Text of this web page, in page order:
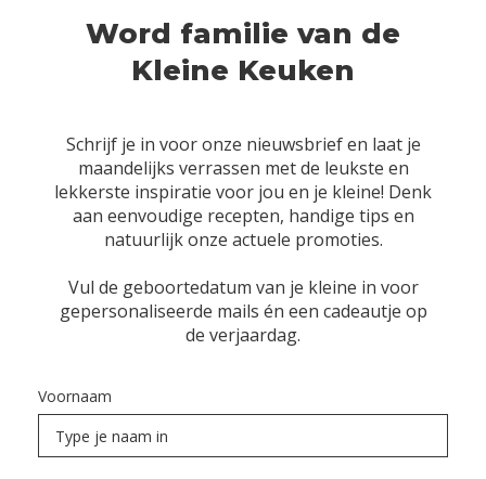
Word familie van de
Kleine Keuken
Schrijf je in voor onze nieuwsbrief en laat je
maandelijks verrassen met de leukste en
lekkerste inspiratie voor jou en je kleine! Denk
aan eenvoudige recepten, handige tips en
natuurlijk onze actuele promoties.
Vul de geboortedatum van je kleine in voor
gepersonaliseerde mails én een cadeautje op
de verjaardag.
Voornaam